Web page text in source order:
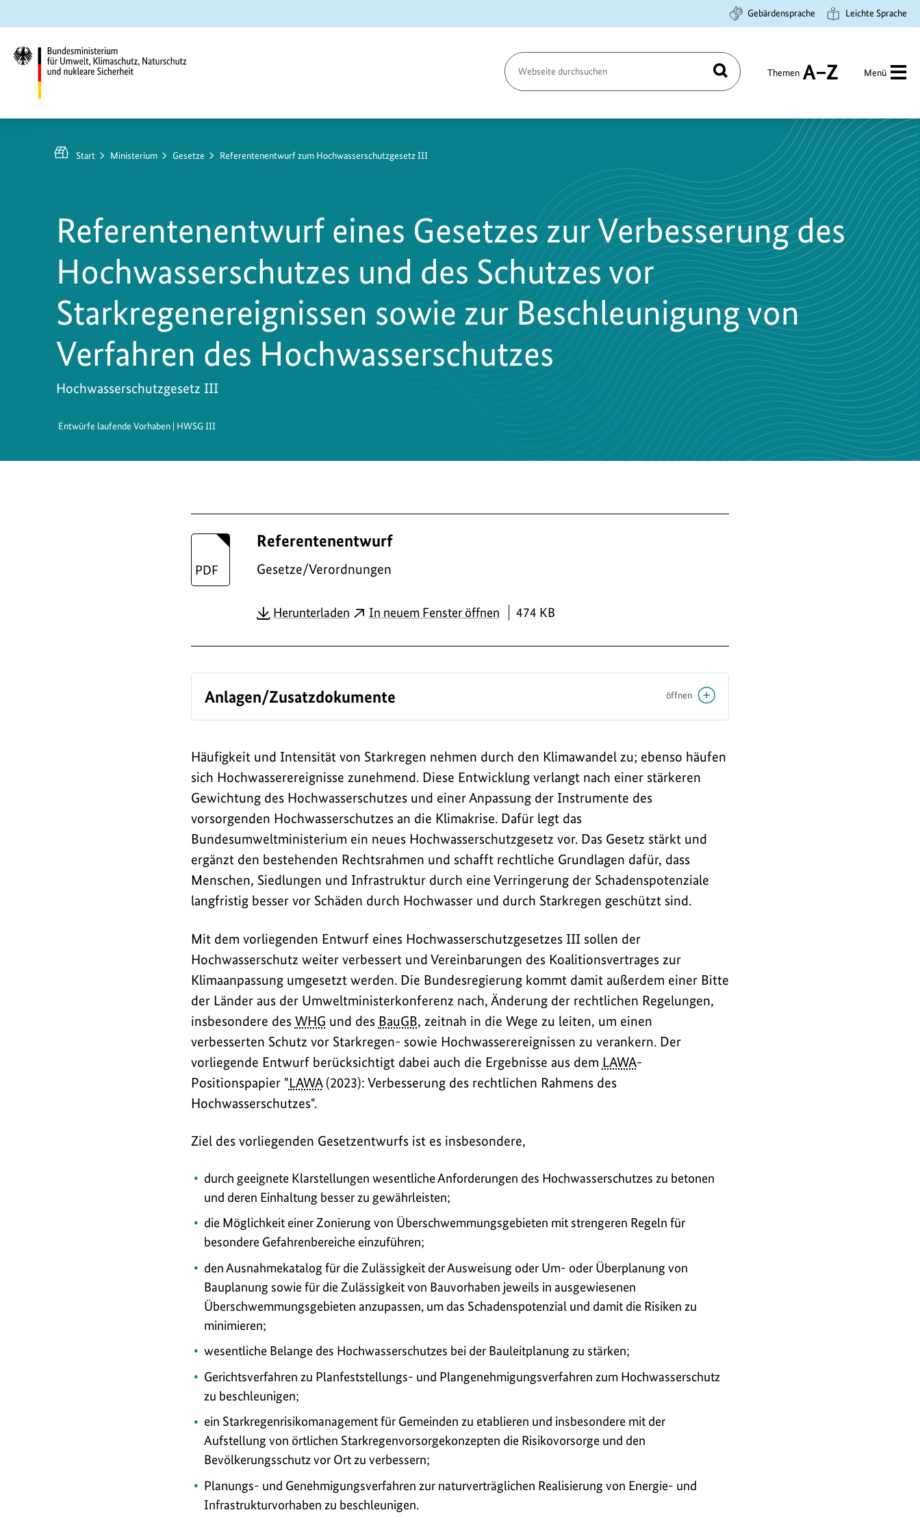
Hauptinhalt
springen
Suche
springen
Hauptnavigation
springen
Gebärdensprache Leichte Sprache
Umwelt,
Klimaschutz,
Sicherheit
Seite
durchsuchen
Suchen Themen
A
Menü
Start Ministerium Gesetze Referentenentwurf zum Hochwasserschutzgesetz III
Referentenentwurf eines Gesetzes zur Verbesserung des
Hochwasserschutzes und des Schutzes vor
Starkregenereignissen sowie zur Beschleunigung von
Verfahren des Hochwasserschutzes
Hochwasserschutzgesetz III
Entwürfe laufende Vorhaben | HWSG III
w
o
a
s
L
i
n
k
s
Referentenentwurf
Gesetze/Verordnungen
HerunterladenPDFIn neuem Fenster öffnen 474 KB
Anlagen/Zusatzdokumente öffnen
Häufigkeit und Intensität von Starkregen nehmen durch den Klimawandel zu; ebenso häufen
sich Hochwasserereignisse zunehmend. Diese Entwicklung verlangt nach einer stärkeren
Gewichtung des Hochwasserschutzes und einer Anpassung der Instrumente des
vorsorgenden Hochwasserschutzes an die Klimakrise. Dafür legt das
Bundesumweltministerium ein neues Hochwasserschutzgesetz vor. Das Gesetz stärkt und
ergänzt den bestehenden Rechtsrahmen und schafft rechtliche Grundlagen dafür, dass
Menschen, Siedlungen und Infrastruktur durch eine Verringerung der Schadenspotenziale
langfristig besser vor Schäden durch Hochwasser und durch Starkregen geschützt sind.
Mit dem vorliegenden Entwurf eines Hochwasserschutzgesetzes III sollen der
Hochwasserschutz weiter verbessert und Vereinbarungen des Koalitionsvertrages zur
Klimaanpassung umgesetzt werden. Die Bundesregierung kommt damit außerdem einer Bitte
der Länder aus der Umweltministerkonferenz nach, Änderung der rechtlichen Regelungen,
insbesondere des WHG und des BauGB, zeitnah in die Wege zu leiten, um einen
verbesserten Schutz vor Starkregen- sowie Hochwasserereignissen zu verankern. Der
vorliegende Entwurf berücksichtigt dabei auch die Ergebnisse aus dem LAWA-
Positionspapier "LAWA(2023): Verbesserung des rechtlichen Rahmens des
Hochwasserschutzes".
Ziel des vorliegenden Gesetzentwurfs ist es insbesondere,
durch geeignete Klarstellungen wesentliche Anforderungen des Hochwasserschutzes zu betonen
und deren Einhaltung besser zu gewährleisten;
die Möglichkeit einer Zonierung von Überschwemmungsgebieten mit strengeren Regeln für
besondere Gefahrenbereiche einzuführen;
den Ausnahmekatalog für die Zulässigkeit der Ausweisung oder Um- oder Überplanung von
Bauplanung sowie für die Zulässigkeit von Bauvorhaben jeweils in ausgewiesenen
Überschwemmungsgebieten anzupassen, um das Schadenspotenzial und damit die Risiken zu
minimieren;
wesentliche Belange des Hochwasserschutzes bei der Bauleitplanung zu stärken;
Gerichtsverfahren zu Planfeststellungs- und Plangenehmigungsverfahren zum Hochwasserschutz
zu beschleunigen;
ein Starkregenrisikomanagement für Gemeinden zu etablieren und insbesondere mit der
Aufstellung von örtlichen Starkregenvorsorgekonzepten die Risikovorsorge und den
Bevölkerungsschutz vor Ort zu verbessern;
Planungs- und Genehmigungsverfahren zur naturverträglichen Realisierung von Energie- und
Infrastrukturvorhaben zu beschleunigen.